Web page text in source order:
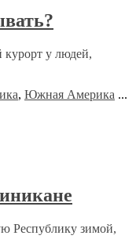
у людей,
, Южная Америка ...
Республику зимой,